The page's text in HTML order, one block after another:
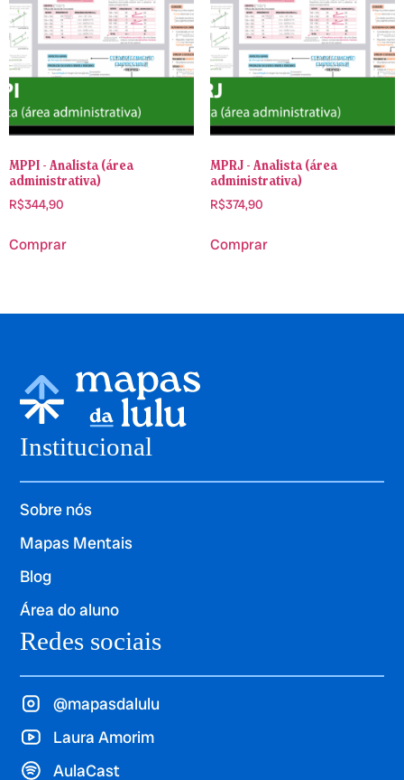
MPPI - Analista (área
administrativa)
R$344,90
Comprar
MPRJ - Analista (área
administrativa)
R$374,90
Comprar
Institucional
Sobre nós
Mapas Mentais
Blog
Área do aluno
Redes sociais
@mapasdalulu
Laura Amorim
AulaCast